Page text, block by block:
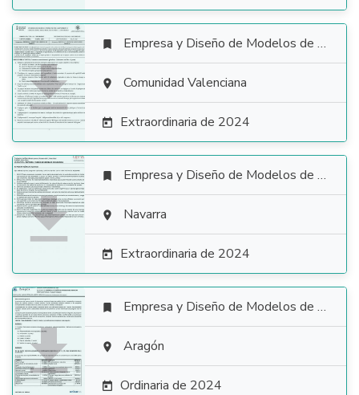

 Empresa y Diseño de Modelos de Negocio
 Comunidad Valenciana
 Extraordinaria de 2024

 Empresa y Diseño de Modelos de Negocio
 Navarra
 Extraordinaria de 2024

 Empresa y Diseño de Modelos de Negocio
 Aragón
 Ordinaria de 2024